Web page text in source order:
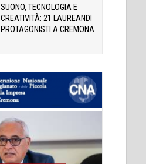
SUONO, TECNOLOGIA E
CREATIVITÀ: 21 LAUREANDI
PROTAGONISTI A CREMONA